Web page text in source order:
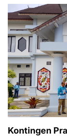
Kontingen